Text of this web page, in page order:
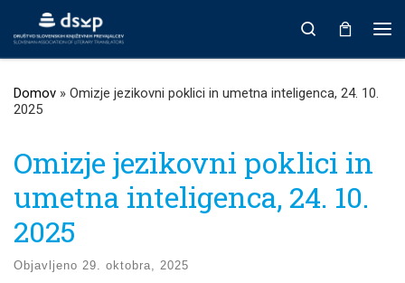
Prikaži vso vsebino
Search
Domov » Omizje jezikovni poklici in umetna inteligenca, 24. 10.
2025
Omizje jezikovni poklici in
umetna inteligenca, 24. 10.
2025
Objavljeno 29. oktobra, 2025